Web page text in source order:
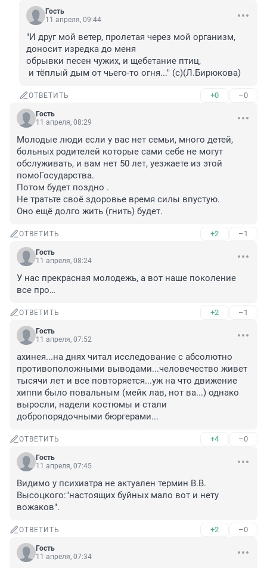
Гость
11 апреля, 09:44
"И друг мой ветер, пролетая через мой организм,
доносит изредка до меня
обрывки песен чужих, и щебетание птиц,
и тёплый дым от чьего-то огня..." (с)(Л.Бирюкова)
ОТВЕТИТЬ +0 –0
Гость
11 апреля, 08:29
Молодые люди если у вас нет семьи, много детей,
больных родителей которые сами себе не могут
обслуживать, и вам нет 50 лет, уезжаете из этой
помоГосударства.
Потом будет поздно .
Не тратьте своё здоровье время силы впустую.
Оно ещё долго жить (гнить) будет.
ОТВЕТИТЬ +2 –1
Гость
11 апреля, 08:24
У нас прекрасная молодежь, а вот наше поколение
все про…
ОТВЕТИТЬ +2 –1
Гость
11 апреля, 07:52
ахинея...на днях читал исследование с абсолютно
противоположными выводами...человечество живет
тысячи лет и все повторяется...уж на что движение
хиппи было повальным (мейк лав, нот ва...) однако
выросли, надели костюмы и стали
добропорядочными бюргерами...
ОТВЕТИТЬ +4 –0
Гость
11 апреля, 07:45
Видимо у психиатра не актуален термин В.В.
Высоцкого:"настоящих буйных мало вот и нету
вожаков".
ОТВЕТИТЬ +2 –0
Гость
11 апреля, 07:34